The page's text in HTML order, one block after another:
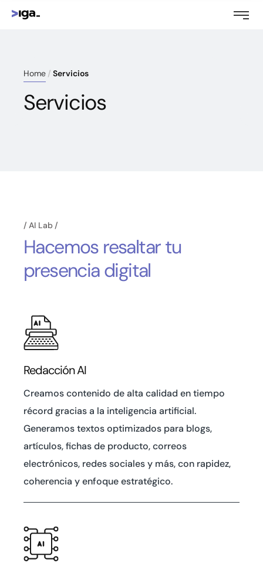
Home Servicios
Servicios
AI Lab
Hacemos resaltar tu
presencia digital
Redacción AI
Creamos contenido de alta calidad en tiempo
récord gracias a la inteligencia artificial.
Generamos textos optimizados para blogs,
artículos, fichas de producto, correos
electrónicos, redes sociales y más, con rapidez,
coherencia y enfoque estratégico.